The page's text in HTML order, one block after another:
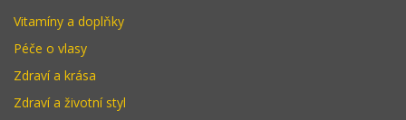
Vitamíny a doplňky
Péče o vlasy
Zdraví a krása
Zdraví a životní styl